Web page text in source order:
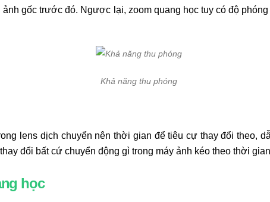
gốc trước đó. Ngược lại, zoom quang học tuy có độ
Khả năng thu phóng
lens dịch chuyển nên thời gian để tiêu cự thay đổi theo,
đổi bất cứ chuyển động gì trong máy ảnh kéo theo thời
học